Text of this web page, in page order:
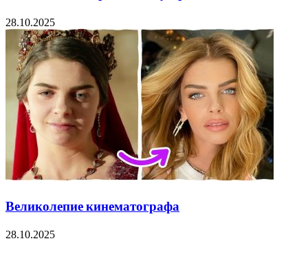
28.10.2025
Великолепие кинематографа
28.10.2025